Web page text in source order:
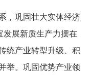
巩固壮大实体经济
发展新质生产力摆在
统产业转型升级、积
举。巩固优势产业领